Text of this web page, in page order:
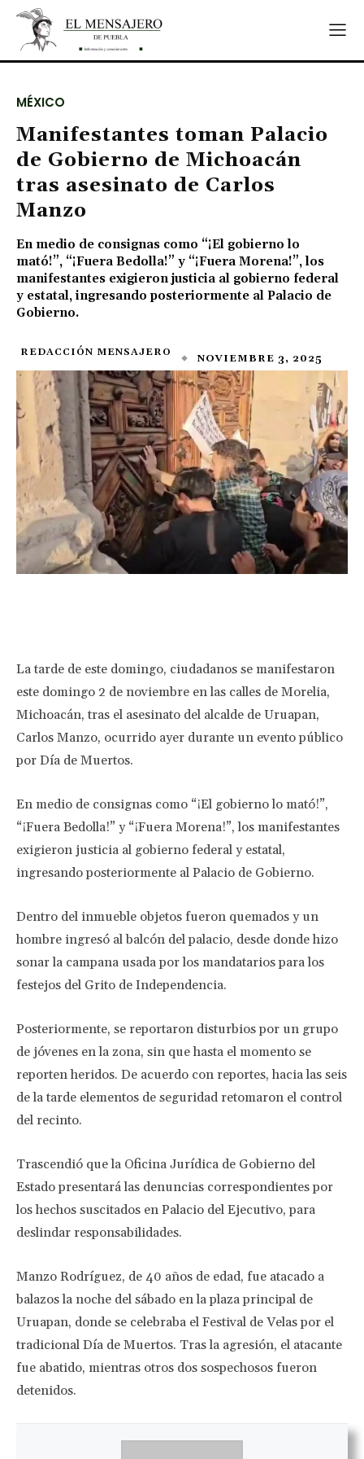
MÉXICO
Manifestantes toman Palacio
de Gobierno de Michoacán
tras asesinato de Carlos
Manzo
En medio de consignas como “¡El gobierno lo
mató!”, “¡Fuera Bedolla!” y “¡Fuera Morena!”, los
manifestantes exigieron justicia al gobierno federal
y estatal, ingresando posteriormente al Palacio de
Gobierno.
REDACCIÓN MENSAJERO NOVIEMBRE 3, 2025
La tarde de este domingo, ciudadanos se manifestaron
este domingo 2 de noviembre en las calles de Morelia,
Michoacán, tras el asesinato del alcalde de Uruapan,
Carlos Manzo, ocurrido ayer durante un evento público
por Día de Muertos.
En medio de consignas como “¡El gobierno lo mató!”,
“¡Fuera Bedolla!” y “¡Fuera Morena!”, los manifestantes
exigieron justicia al gobierno federal y estatal,
ingresando posteriormente al Palacio de Gobierno.
Dentro del inmueble objetos fueron quemados y un
hombre ingresó al balcón del palacio, desde donde hizo
sonar la campana usada por los mandatarios para los
festejos del Grito de Independencia.
Posteriormente, se reportaron disturbios por un grupo
de jóvenes en la zona, sin que hasta el momento se
reporten heridos. De acuerdo con reportes, hacia las seis
de la tarde elementos de seguridad retomaron el control
del recinto.
Trascendió que la Oficina Jurídica de Gobierno del
Estado presentará las denuncias correspondientes por
los hechos suscitados en Palacio del Ejecutivo, para
deslindar responsabilidades.
Manzo Rodríguez, de 40 años de edad, fue atacado a
balazos la noche del sábado en la plaza principal de
Uruapan, donde se celebraba el Festival de Velas por el
tradicional Día de Muertos. Tras la agresión, el atacante
fue abatido, mientras otros dos sospechosos fueron
detenidos.